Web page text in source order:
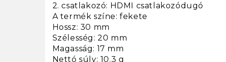
2. csatlakozó: HDMI csatlakozódugó
A termék színe: fekete
Hossz: 30 mm
Szélesség: 20 mm
Magasság: 17 mm
Nettó súly: 10.3 g